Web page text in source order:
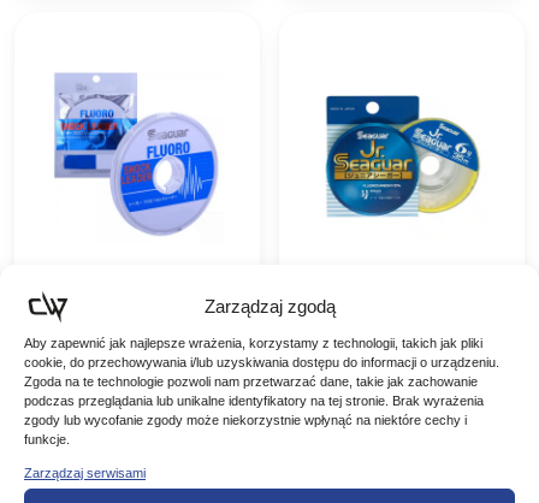
Zarządzaj zgodą
Aby zapewnić jak najlepsze wrażenia, korzystamy z technologii, takich jak pliki
cookie, do przechowywania i/lub uzyskiwania dostępu do informacji o urządzeniu.
Zgoda na te technologie pozwoli nam przetwarzać dane, takie jak zachowanie
podczas przeglądania lub unikalne identyfikatory na tej stronie. Brak wyrażenia
zgody lub wycofanie zgody może niekorzystnie wpłynąć na niektóre cechy i
funkcje.
Zarządzaj serwisami
Seaguar
Fluorocarbon
Shock Leader 30m
0,285mm
Seaguar Fluoro Shock
Leader -charakteryzuje
wysoka odporność na
przetarcia oraz na
zerwanie, co sprawia, że
na przypony
29,00zł
DODAJ DO
Seaguar Jr.
Fluorocarbon
0,260mm 50m
PE#2.5
Seaguar Jr. Fluorocarbon
0,260mm 50m PE#2.5
SEAGUAR, pionier w
produkcji żyłek
38,00zł